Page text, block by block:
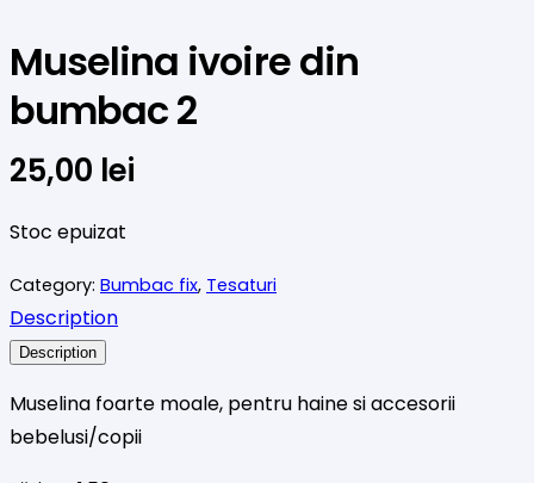
Muselina ivoire din
bumbac 2
25,00 lei
Stoc epuizat
Category: Bumbac fix, Tesaturi
Description
Description
Muselina foarte moale, pentru haine si accesorii
bebelusi/copii